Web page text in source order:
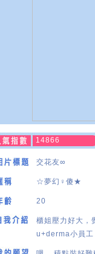
14866
交花友∞
☆夢幻♀傻★
20
櫃姐壓力好大，
u+derma小員工